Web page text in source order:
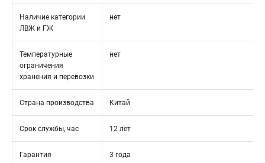
Наличие категории
ЛВЖ и ГЖ
нет
Температурные
ограничения
хранения и перевозки
нет
Страна производства Китай
Срок службы, час 12 лет
Гарантия 3 года